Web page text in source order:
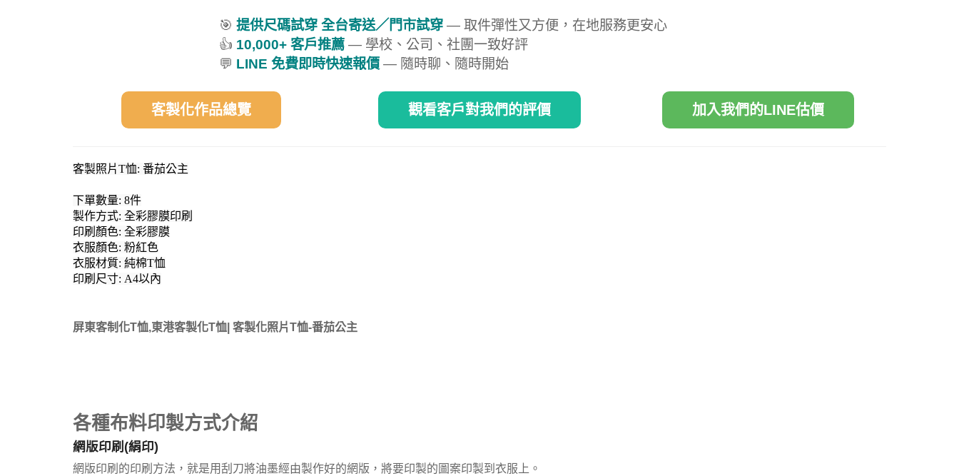
🎯 提供尺碼試穿 全台寄送／門市試穿 — 取件彈性又方便，在地服務更安心
👍 10,000+ 客戶推薦 — 學校、公司、社團一致好評
💬 LINE 免費即時快速報價 — 隨時聊、隨時開始
客製化作品總覽 觀看客戶對我們的評價 加入我們的LINE估價
客製照片T恤: 番茄公主
下單數量: 8件
製作方式: 全彩膠膜印刷
印刷顏色: 全彩膠膜
衣服顏色: 粉紅色
衣服材質: 純棉T恤
印刷尺寸: A4以內
屏東客制化T恤,東港客製化T恤| 客製化照片T恤-番茄公主
各種布料印製方式介紹
網版印刷(絹印)
網版印刷的印刷方法，就是用刮刀將油墨經由製作好的網版，將要印製的圖案印製到衣服上。